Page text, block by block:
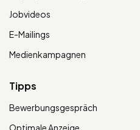
Jobvideos
E-Mailings
Medienkampagnen
Tipps
Bewerbungsgespräch
Optimale Anzeige